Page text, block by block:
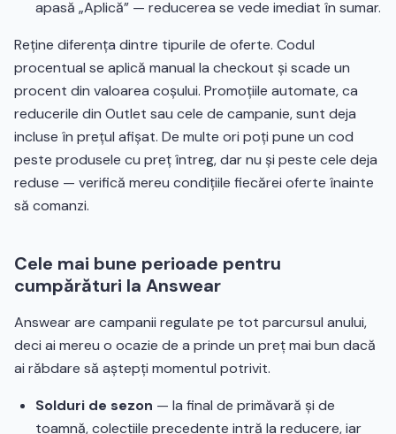
apasă „Aplică” — reducerea se vede imediat în sumar.
Reține diferența dintre tipurile de oferte. Codul
procentual se aplică manual la checkout și scade un
procent din valoarea coșului. Promoțiile automate, ca
reducerile din Outlet sau cele de campanie, sunt deja
incluse în prețul afișat. De multe ori poți pune un cod
peste produsele cu preț întreg, dar nu și peste cele deja
reduse — verifică mereu condițiile fiecărei oferte înainte
să comanzi.
Cele mai bune perioade pentru
cumpărături la Answear
Answear are campanii regulate pe tot parcursul anului,
deci ai mereu o ocazie de a prinde un preț mai bun dacă
ai răbdare să aștepți momentul potrivit.
Solduri de sezon — la final de primăvară și de
toamnă, colecțiile precedente intră la reducere, iar